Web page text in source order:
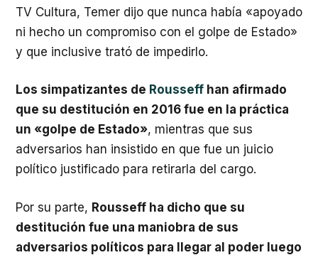
TV Cultura, Temer dijo que nunca había «apoyado
ni hecho un compromiso con el golpe de Estado»
y que inclusive trató de impedirlo.
Los simpatizantes de Rousseff han afirmado
que su destitución en 2016 fue en la práctica
un «golpe de Estado», mientras que sus
adversarios han insistido en que fue un juicio
político justificado para retirarla del cargo.
Por su parte, Rousseff ha dicho que su
destitución fue una maniobra de sus
adversarios políticos para llegar al poder luego